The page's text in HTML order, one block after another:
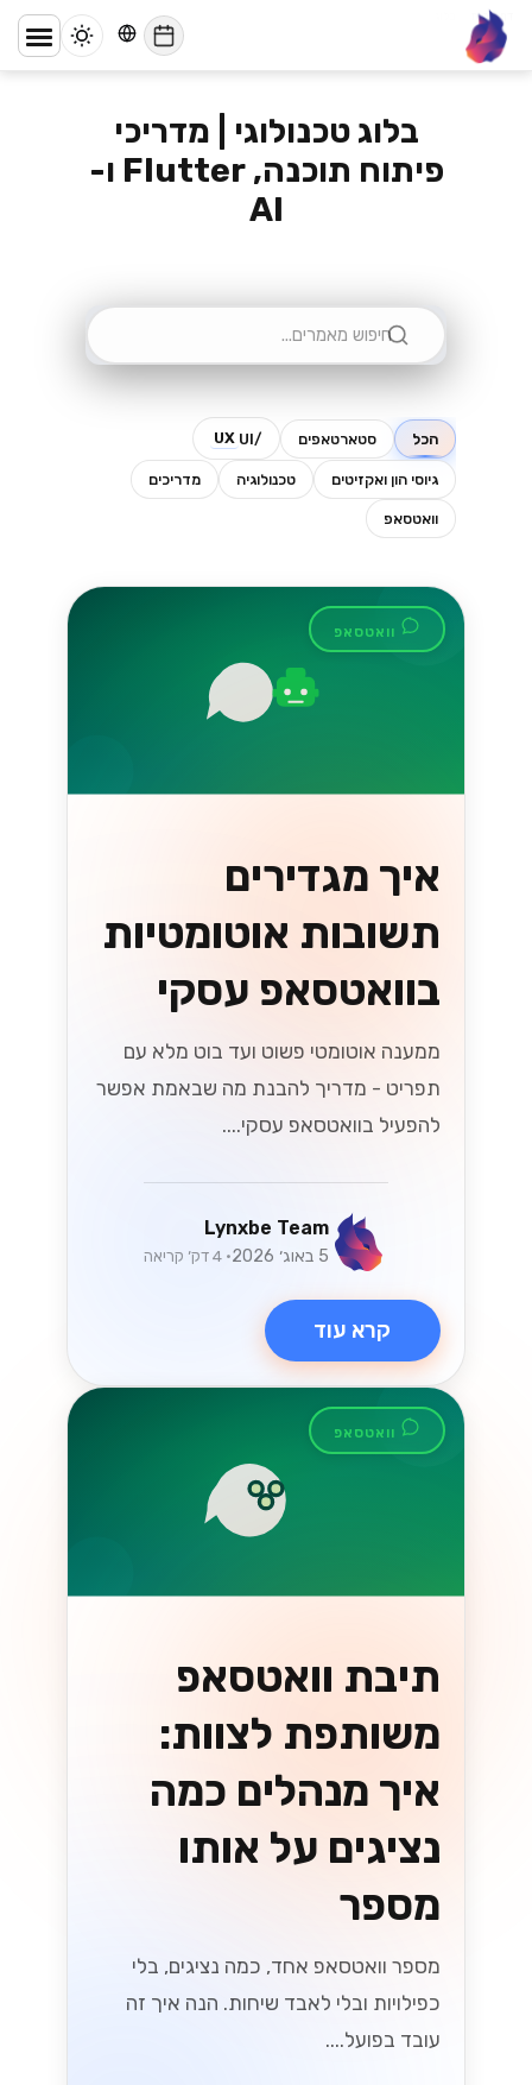
דף הבית
בלוג טכנולוגי | מדריכי
פיתוח תוכנה, Flutter ו-
AI
הכל סטארטאפים UX /UI
גיוסי הון ואקזיטים טכנולוגיה מדריכים
וואטסאפ
וואטסאפ
איך מגדירים
תשובות אוטומטיות
בוואטסאפ עסקי
ממענה אוטומטי פשוט ועד בוט מלא עם
תפריט - מדריך להבנת מה שבאמת אפשר
להפעיל בוואטסאפ עסקי....
Lynxbe Team
5 באוג׳ 2026 • 4 דק׳ קריאה
קרא עוד
וואטסאפ
תיבת וואטסאפ
משותפת לצוות:
איך מנהלים כמה
נציגים על אותו
מספר
מספר וואטסאפ אחד, כמה נציגים, בלי
כפילויות ובלי לאבד שיחות. הנה איך זה
עובד בפועל....